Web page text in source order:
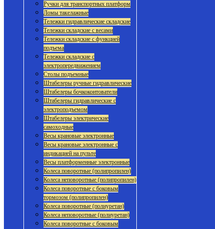
Ручки для транспортных платформ
Ломы такелажные
Тележки гидравлические складские
Тележки складские с весами
Тележки складские с функцией
подъема
Тележки складские с
электропередвижением
Столы подъемные
Штабелеры ручные гидравлические
Штабелеры бочкоконтователи
Штабелеры гидравлические с
электроподъемом
Штабелеры электрические
самоходные
Весы крановые электронные
Весы крановые электронные с
индикацией на пульте
Весы платформенные электронные
Колеса поворотные (полипропилен)
Колеса неповоротные (полипропилен)
Колеса поворотные с боковым
тормозом (полипропилен)
Колеса поворотные (полиуретан)
Колеса неповоротные (полиуретан)
Колеса поворотные с боковым